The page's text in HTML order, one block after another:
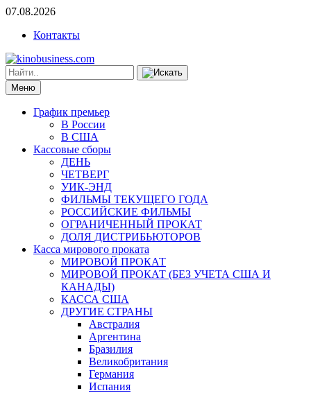
07.08.2026
Контакты
Меню
График премьер
В России
В США
Кассовые сборы
ДЕНЬ
ЧЕТВЕРГ
УИК-ЭНД
ФИЛЬМЫ ТЕКУЩЕГО ГОДА
РОССИЙСКИЕ ФИЛЬМЫ
ОГРАНИЧЕННЫЙ ПРОКАТ
ДОЛЯ ДИСТРИБЬЮТОРОВ
Касса мирового проката
МИРОВОЙ ПРОКАТ
МИРОВОЙ ПРОКАТ (БЕЗ УЧЕТА США И
КАНАДЫ)
КАССА США
ДРУГИЕ СТРАНЫ
Австралия
Аргентина
Бразилия
Великобритания
Германия
Испания